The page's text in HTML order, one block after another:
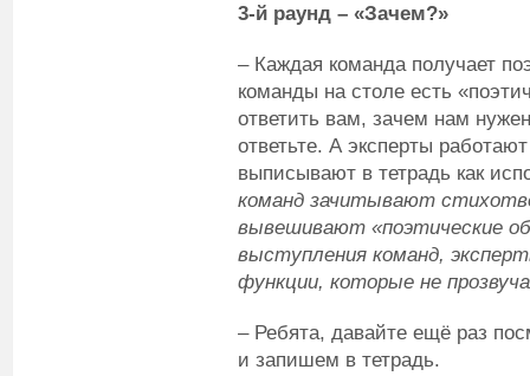
3-й раунд – «Зачем?»
– Каждая команда получает
команды на столе есть
ответить вам, зачем нам
ответьте. А эксперты
выписывают в тетрадь как
команд зачитывают
вывешивают «поэтические
выступления команд,
функции, которые не
– Ребята, давайте ещё раз
и запишем в тетрадь.